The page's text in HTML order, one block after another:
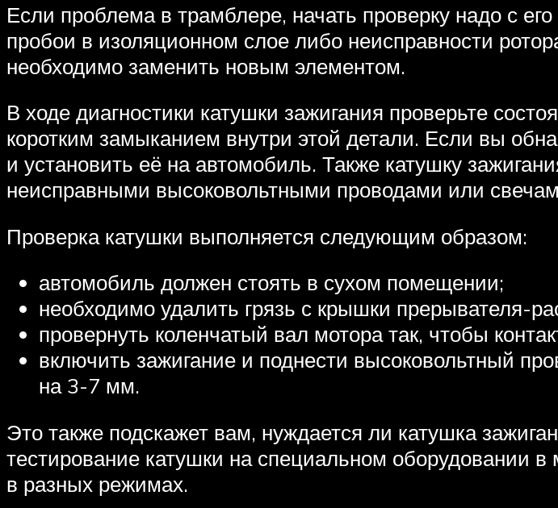
Если проблема в трамблере, начать проверку надо с
пробои в изоляционном слое либо неисправности
необходимо заменить новым элементом.
В ходе диагностики катушки зажигания проверьте
коротким замыканием внутри этой детали. Если вы
и установить её на автомобиль. Также катушку
неисправными высоковольтными проводами или
Проверка катушки выполняется следующим образом:
автомобиль должен стоять в сухом помещении;
необходимо удалить грязь с крышки прерывателя-
провернуть коленчатый вал мотора так, чтобы
включить зажигание и поднести высоковольтный
на 3-7 мм.
Это также подскажет вам, нуждается ли катушка
тестирование катушки на специальном оборудовании
в разных режимах.